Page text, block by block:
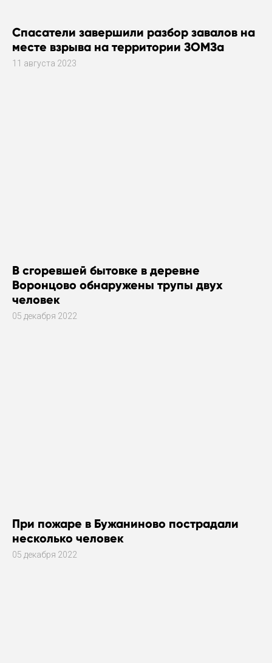
Спасатели завершили разбор завалов на
месте взрыва на территории ЗОМЗа
11 августа 2023
В сгоревшей бытовке в деревне
Воронцово обнаружены трупы двух
человек
05 декабря 2022
При пожаре в Бужаниново пострадали
несколько человек
05 декабря 2022